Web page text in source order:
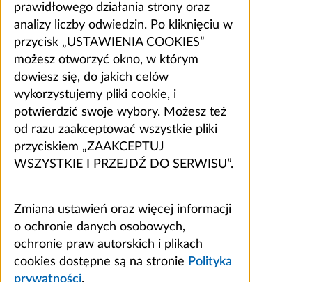
prawidłowego działania strony oraz
analizy liczby odwiedzin. Po kliknięciu w
przycisk „USTAWIENIA COOKIES”
możesz otworzyć okno, w którym
dowiesz się, do jakich celów
wykorzystujemy pliki cookie, i
potwierdzić swoje wybory. Możesz też
od razu zaakceptować wszystkie pliki
przyciskiem „ZAAKCEPTUJ
WSZYSTKIE I PRZEJDŹ DO SERWISU”.
Zmiana ustawień oraz więcej informacji
o ochronie danych osobowych,
ochronie praw autorskich i plikach
cookies dostępne są na stronie Polityka
prywatności.